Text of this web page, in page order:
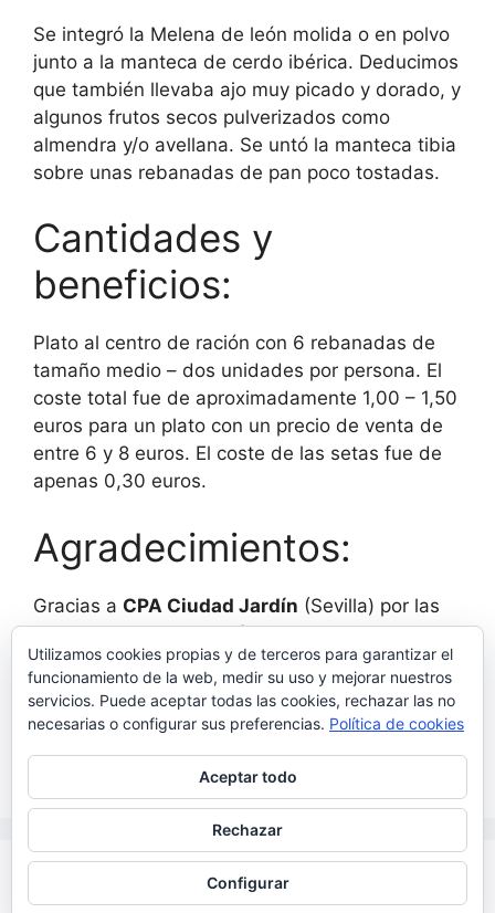
Se integró la Melena de león molida o en polvo
junto a la manteca de cerdo ibérica. Deducimos
que también llevaba ajo muy picado y dorado, y
algunos frutos secos pulverizados como
almendra y/o avellana. Se untó la manteca tibia
sobre unas rebanadas de pan poco tostadas.
Cantidades y
beneficios:
Plato al centro de ración con 6 rebanadas de
tamaño medio – dos unidades por persona. El
coste total fue de aproximadamente 1,00 – 1,50
euros para un plato con un precio de venta de
entre 6 y 8 euros. El coste de las setas fue de
apenas 0,30 euros.
Agradecimientos:
Gracias a CPA Ciudad Jardín (Sevilla) por las
fotos, su trato y cercanía.
Categorías
Uncategorized
Cardo Negro y Coreano al ajillo
Revuelto de setas de cardo
© 2026 Cultivando Empleo
GeneratePress
Utilizamos cookies propias y de terceros para garantizar el
funcionamiento de la web, medir su uso y mejorar nuestros
servicios. Puede aceptar todas las cookies, rechazar las no
necesarias o configurar sus preferencias. Política de cookies
Aceptar todo
Rechazar
Configurar